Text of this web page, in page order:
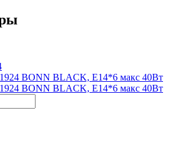
BONN BLACK, Е14*6 макс 40Вт
BONN BLACK, Е14*6 макс 40Вт